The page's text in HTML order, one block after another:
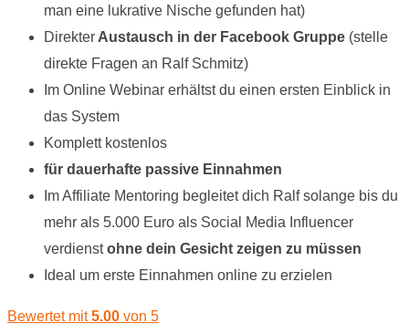
man eine lukrative Nische gefunden hat)
Direkter Austausch in der Facebook Gruppe (stelle
direkte Fragen an Ralf Schmitz)
Im Online Webinar erhältst du einen ersten Einblick in
das System
Komplett kostenlos
für dauerhafte passive Einnahmen
Im Affiliate Mentoring begleitet dich Ralf solange bis du
mehr als 5.000 Euro als Social Media Influencer
verdienstohne dein Gesicht zeigen zu müssen
Ideal um erste Einnahmen online zu erzielen
Bewertet mit5.00 von 5